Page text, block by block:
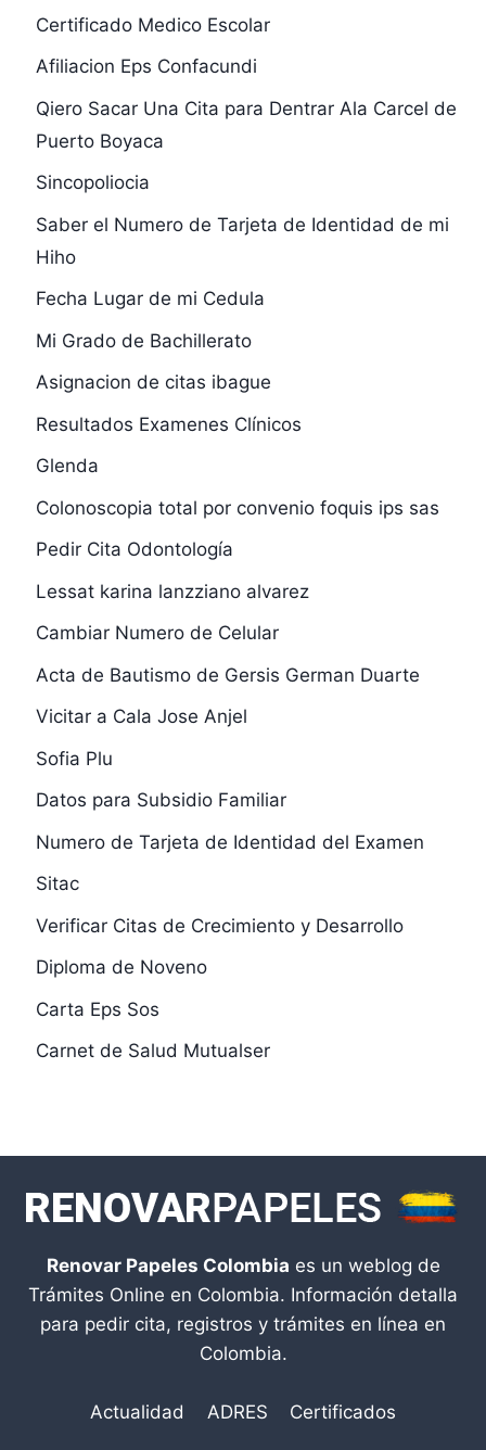
Certificado Medico Escolar
Afiliacion Eps Confacundi
Qiero Sacar Una Cita para Dentrar Ala Carcel de
Puerto Boyaca
Sincopoliocia
Saber el Numero de Tarjeta de Identidad de mi
Hiho
Fecha Lugar de mi Cedula
Mi Grado de Bachillerato
Asignacion de citas ibague
Resultados Examenes Clínicos
Glenda
Colonoscopia total por convenio foquis ips sas
Pedir Cita Odontología
Lessat karina lanzziano alvarez
Cambiar Numero de Celular
Acta de Bautismo de Gersis German Duarte
Vicitar a Cala Jose Anjel
Sofia Plu
Datos para Subsidio Familiar
Numero de Tarjeta de Identidad del Examen
Sitac
Verificar Citas de Crecimiento y Desarrollo
Diploma de Noveno
Carta Eps Sos
Carnet de Salud Mutualser
Renovar Papeles Colombia es un weblog de
Trámites Online en Colombia. Información detalla
para pedir cita, registros y trámites en línea en
Colombia.
Actualidad ADRES Certificados